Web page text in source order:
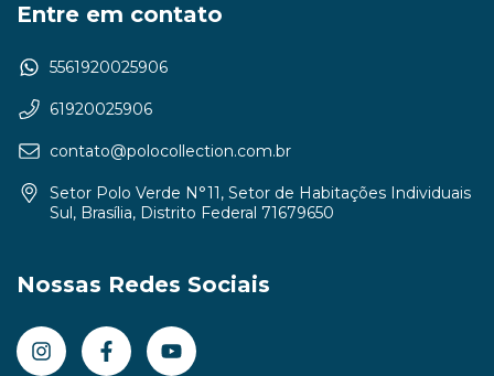
Entre em contato
5561920025906
61920025906
contato@polocollection.com.br
Setor Polo Verde N°11, Setor de Habitações Individuais
Sul, Brasília, Distrito Federal 71679650
Nossas Redes Sociais